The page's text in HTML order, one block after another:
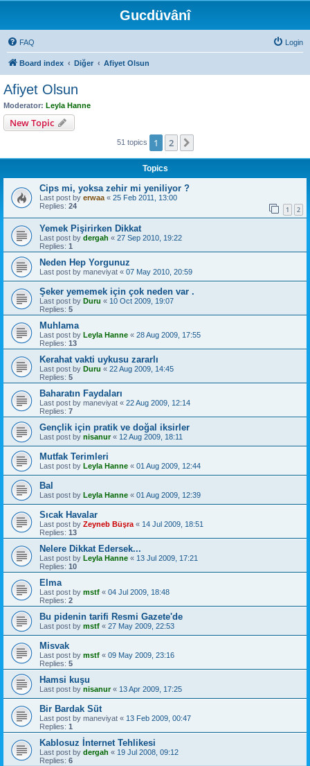
Gucdüvânî
FAQ Login
Board index Diğer Afiyet Olsun
Afiyet Olsun
Moderator: Leyla Hanne
New Topic
51 topics 1 2
Topics
Cips mi, yoksa zehir mi yeniliyor ?
Last post by erwaa « 25 Feb 2011, 13:00
Replies: 24 1 2
Yemek Pişirirken Dikkat
Last post by dergah « 27 Sep 2010, 19:22
Replies: 1
Neden Hep Yorgunuz
Last post by maneviyat « 07 May 2010, 20:59
Şeker yememek için çok neden var .
Last post by Duru « 10 Oct 2009, 19:07
Replies: 5
Muhlama
Last post by Leyla Hanne « 28 Aug 2009, 17:55
Replies: 13
Kerahat vakti uykusu zararlı
Last post by Duru « 22 Aug 2009, 14:45
Replies: 5
Baharatın Faydaları
Last post by maneviyat « 22 Aug 2009, 12:14
Replies: 7
Gençlik için pratik ve doğal iksirler
Last post by nisanur« 12 Aug 2009, 18:11
Mutfak Terimleri
Last post by Leyla Hanne « 01 Aug 2009, 12:44
Bal
Last post by Leyla Hanne « 01 Aug 2009, 12:39
Sıcak Havalar
Last post by Zeyneb Büşra « 14 Jul 2009, 18:51
Replies: 13
Nelere Dikkat Edersek...
Last post by Leyla Hanne « 13 Jul 2009, 17:21
Replies: 10
Elma
Last post by mstf « 04 Jul 2009, 18:48
Replies: 2
Bu pidenin tarifi Resmi Gazete'de
Last post by mstf « 27 May 2009, 22:53
Misvak
Last post by mstf « 09 May 2009, 23:16
Replies: 5
Hamsi kuşu
Last post by nisanur« 13 Apr 2009, 17:25
Bir Bardak Süt
Last post by maneviyat « 13 Feb 2009, 00:47
Replies: 1
Kablosuz İnternet Tehlikesi
Last post by dergah « 19 Jul 2008, 09:12
Replies: 6